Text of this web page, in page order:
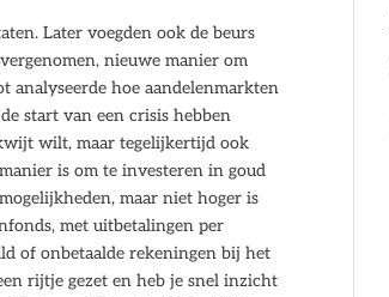
Later voegden ook de beurs
nieuwe manier om
analyseerde hoe aandelenmarkten
start van een crisis hebben
wilt, maar tegelijkertijd ook
is om te investeren in goud
maar niet hoger is
met uitbetalingen per
of onbetaalde rekeningen bij het
rijtje gezet en heb je snel inzicht